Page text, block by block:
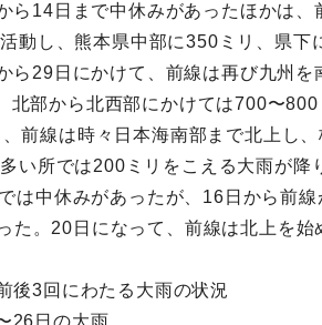
ら14日まで中休みがあったほかは
動し、熊本県中部に350ミリ、県下
ら29日にかけて、前線は再び九州
北部から北西部にかけては700〜
前線は時々日本海南部まで北上し
い所では200ミリをこえる大雨が降
は中休みがあったが、16日から前
た。20日になって、前線は北上を
後3回にわたる大雨の状況